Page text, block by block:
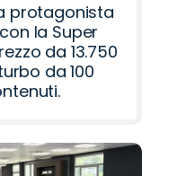
protagonista
la Super
da 13.750
da 100